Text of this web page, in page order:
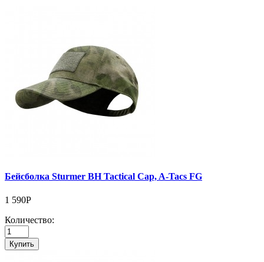
Бейсболка Sturmer BH Tactical Cap, A-Tacs FG
1 590Р
Количество:
Купить